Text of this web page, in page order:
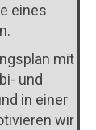
eines
mit
und
in einer
wir